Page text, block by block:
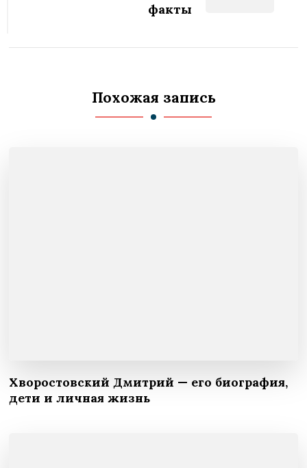
факты
Похожая запись
Хворостовский Дмитрий — его биография,
дети и личная жизнь